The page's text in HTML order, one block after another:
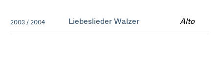
2003 / 2004 Liebeslieder Walzer Alto